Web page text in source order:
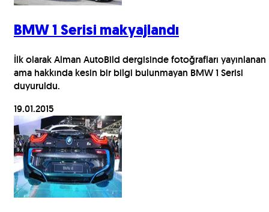
BMW 1 Serisi makyajlandı
İlk olarak Alman AutoBild dergisinde fotoğrafları yayınlanan
ama hakkında kesin bir bilgi bulunmayan BMW 1 Serisi
duyuruldu.
19.01.2015